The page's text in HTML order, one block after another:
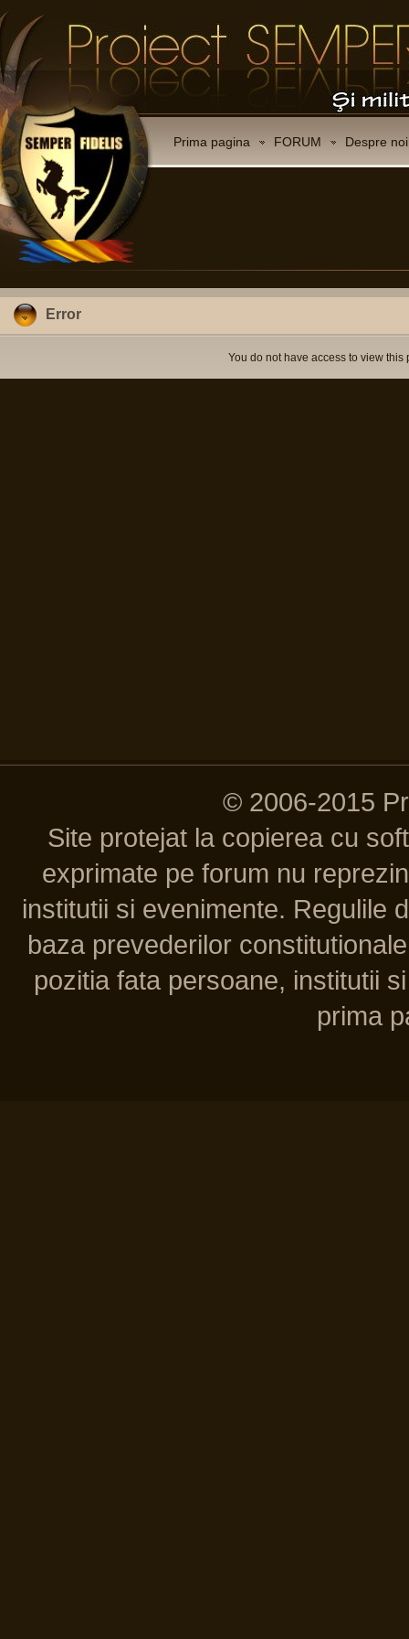
Prima pagina FORUM Despre noi
Error
You do not have access to view this
© 2006-2015
Site protejat la copierea cu
exprimate pe forum nu
institutii si evenimente. Regulile
baza prevederilor
pozitia fata persoane, institutii
prima